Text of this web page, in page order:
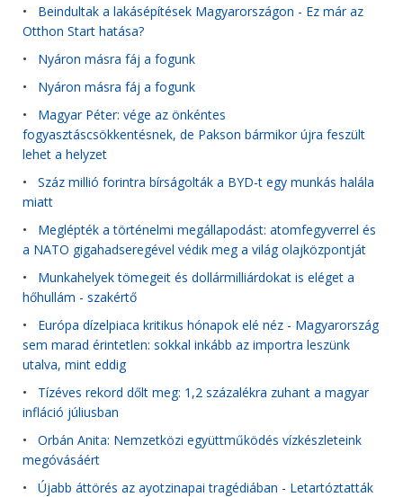
• Beindultak a lakásépítések Magyarországon - Ez már az
Otthon Start hatása?
• Nyáron másra fáj a fogunk
• Nyáron másra fáj a fogunk
• Magyar Péter: vége az önkéntes
fogyasztáscsökkentésnek, de Pakson bármikor újra feszült
lehet a helyzet
• Száz millió forintra bírságolták a BYD-t egy munkás halála
miatt
• Meglépték a történelmi megállapodást: atomfegyverrel és
a NATO gigahadseregével védik meg a világ olajközpontját
• Munkahelyek tömegeit és dollármilliárdokat is eléget a
hőhullám - szakértő
• Európa dízelpiaca kritikus hónapok elé néz - Magyarország
sem marad érintetlen: sokkal inkább az importra leszünk
utalva, mint eddig
• Tízéves rekord dőlt meg: 1,2 százalékra zuhant a magyar
infláció júliusban
• Orbán Anita: Nemzetközi együttműködés vízkészleteink
megóvásáért
• Újabb áttörés az ayotzinapai tragédiában - Letartóztatták